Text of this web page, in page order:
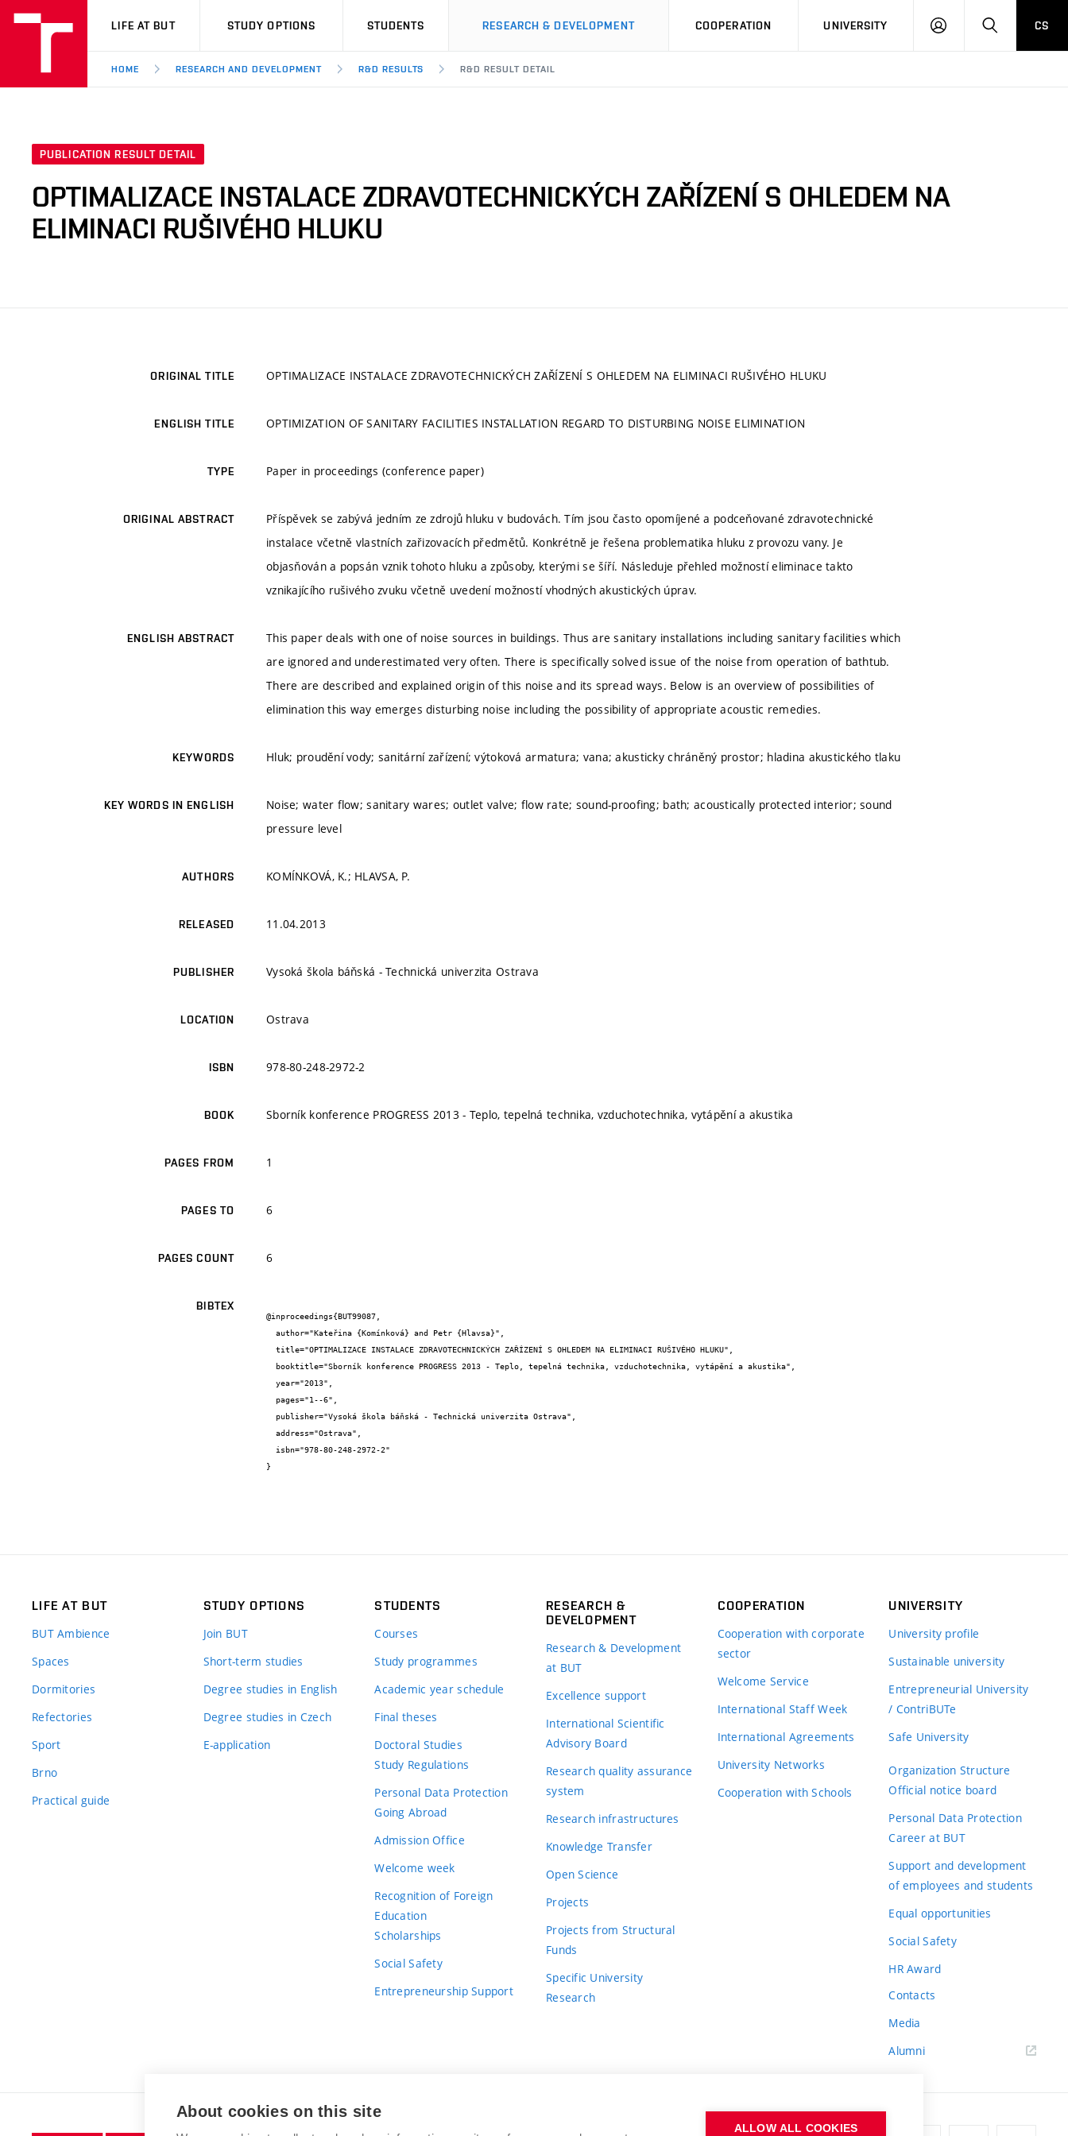
VUT
LIFE AT BUT STUDY OPTIONS STUDENTS RESEARCH & DEVELOPMENT COOPERATION UNIVERSITY
LOG
SEARCHCS
HOME RESEARCH AND DEVELOPMENT R&D RESULTS R&D RESULT DETAIL
PUBLICATION RESULT DETAIL
OPTIMALIZACE INSTALACE ZDRAVOTECHNICKÝCH ZAŘÍZENÍ S OHLEDEM NA
ELIMINACI RUŠIVÉHO HLUKU
ORIGINAL TITLE OPTIMALIZACE INSTALACE ZDRAVOTECHNICKÝCH ZAŘÍZENÍ S OHLEDEM NA ELIMINACI RUŠIVÉHO HLUKU
ENGLISH TITLE OPTIMIZATION OF SANITARY FACILITIES INSTALLATION REGARD TO DISTURBING NOISE ELIMINATION
TYPE Paper in proceedings (conference paper)
ORIGINAL ABSTRACT
Příspěvek se zabývá jedním ze zdrojů hluku v budovách. Tím jsou často opomíjené a podceňované zdravotechnické
instalace včetně vlastních zařizovacích předmětů. Konkrétně je řešena problematika hluku z provozu vany. Je
objasňován a popsán vznik tohoto hluku a způsoby, kterými se šíří. Následuje přehled možností eliminace takto
vznikajícího rušivého zvuku včetně uvedení možností vhodných akustických úprav.
ENGLISH ABSTRACT
This paper deals with one of noise sources in buildings. Thus are sanitary installations including sanitary facilities which
are ignored and underestimated very often. There is specifically solved issue of the noise from operation of bathtub.
There are described and explained origin of this noise and its spread ways. Below is an overview of possibilities of
elimination this way emerges disturbing noise including the possibility of appropriate acoustic remedies.
KEYWORDS Hluk; proudění vody; sanitární zařízení; výtoková armatura; vana; akusticky chráněný prostor; hladina akustického tlaku
KEY WORDS IN ENGLISH
Noise; water flow; sanitary wares; outlet valve; flow rate; sound-proofing; bath; acoustically protected interior; sound
pressure level
AUTHORS KOMÍNKOVÁ, K.; HLAVSA, P.
RELEASED 11.04.2013
PUBLISHER Vysoká škola báňská - Technická univerzita Ostrava
LOCATION Ostrava
ISBN 978-80-248-2972-2
BOOK Sborník konference PROGRESS 2013 - Teplo, tepelná technika, vzduchotechnika, vytápění a akustika
PAGES FROM 1
PAGES TO 6
PAGES COUNT 6
BIBTEX
@inproceedings{BUT99087,
}
LIFE AT BUT
BUT Ambience
Spaces
Dormitories
Refectories
Sport
Brno
Practical guide
STUDY OPTIONS
Join BUT
Short-term studies
Degree studies in English
Degree studies in Czech
E-application
STUDENTS
Courses
Study programmes
Academic year schedule
Final theses
Doctoral Studies
Study Regulations
Personal Data Protection
Going Abroad
Admission Office
Welcome week
Recognition of Foreign
Education
Scholarships
Social Safety
Entrepreneurship Support
RESEARCH &
DEVELOPMENT
Research & Development
at BUT
Excellence support
International Scientific
Advisory Board
Research quality assurance
system
Research infrastructures
Knowledge Transfer
Open Science
Projects
Projects from Structural
Funds
Specific University
Research
COOPERATION
Cooperation with corporate
sector
Welcome Service
International Staff Week
International Agreements
University Networks
Cooperation with Schools
UNIVERSITY
University profile
Sustainable university
Entrepreneurial University
/ ContriBUTe
Safe University
Organization Structure
Official notice board
Personal Data Protection
Career at BUT
Support and development
of employees and students
Equal opportunities
Social Safety
HR Award
Contacts
Media
Alumni
About cookies on this site
ALLOW ALL COOKIES